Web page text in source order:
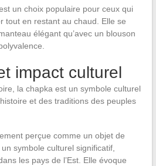
un choix populaire pour ceux qui
tout en restant au chaud. Elle se
élégant qu’avec un blouson
impact culturel
la chapka est un symbole culturel
et des traditions des peuples
perçue comme un objet de
symbole culturel significatif,
les pays de l’Est. Elle évoque